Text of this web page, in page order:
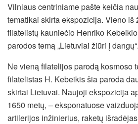
Vilniaus centriniame pašte keičia
tematikai skirta ekspozicija. Vieno iš
filatelistų kauniečio Henriko
parodos temą „Lietuviai žiūri į dangų“.
Ne vieną filatelijos parodą kosmoso
filatelistas H. Kebeikis šia paroda
skirtai Lietuvai. Naujoji ekspozicija
1650 metų, – eksponatuose
artilerijos inžinierius, raketų